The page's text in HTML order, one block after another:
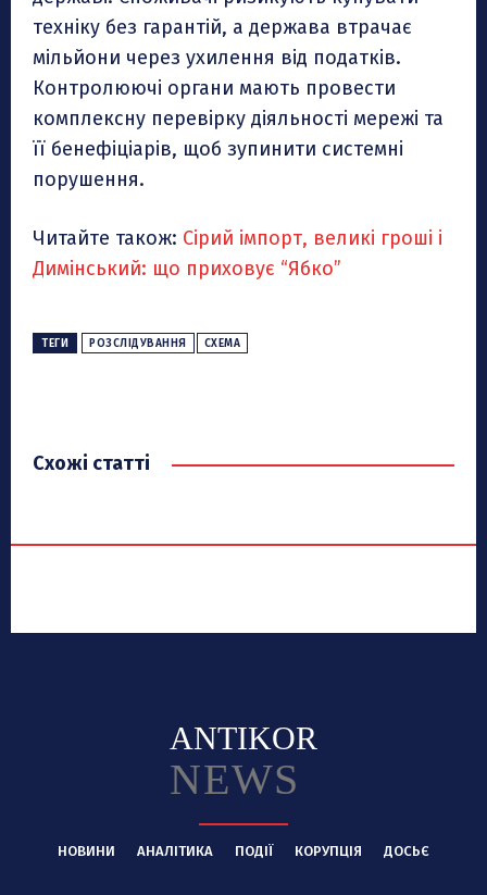
техніку без гарантій, а держава втрачає
мільйони через ухилення від податків.
Контролюючі органи мають провести
комплексну перевірку діяльності мережі та
її бенефіціарів, щоб зупинити системні
порушення.
Читайте також: Сірий імпорт, великі гроші і
Димінський: що приховує “Ябко”
ТЕГИ РОЗСЛІДУВАННЯ СХЕМА
Схожі статті
ANTIKOR
NEWS
НОВИНИ АНАЛІТИКА ПОДІЇ КОРУПЦІЯ ДОСЬЄ